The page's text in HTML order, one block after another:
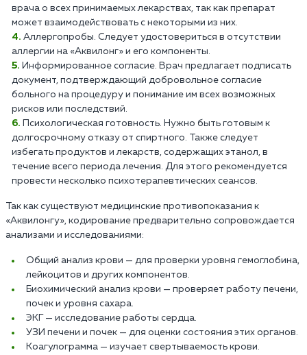
врача о всех принимаемых лекарствах, так как препарат
может взаимодействовать с некоторыми из них.
Аллергопробы. Следует удостовериться в отсутствии
аллергии на «Аквилонг» и его компоненты.
Информированное согласие. Врач предлагает подписать
документ, подтверждающий добровольное согласие
больного на процедуру и понимание им всех возможных
рисков или последствий.
Психологическая готовность. Нужно быть готовым к
долгосрочному отказу от спиртного. Также следует
избегать продуктов и лекарств, содержащих этанол, в
течение всего периода лечения. Для этого рекомендуется
провести несколько психотерапевтических сеансов.
Так как существуют медицинские противопоказания к
«Аквилонгу», кодирование предварительно сопровождается
анализами и исследованиями:
Общий анализ крови — для проверки уровня гемоглобина,
лейкоцитов и других компонентов.
Биохимический анализ крови — проверяет работу печени,
почек и уровня сахара.
ЭКГ — исследование работы сердца.
УЗИ печени и почек — для оценки состояния этих органов.
Коагулограмма — изучает свертываемость крови.